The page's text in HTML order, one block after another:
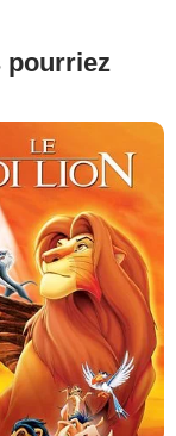
pourriez